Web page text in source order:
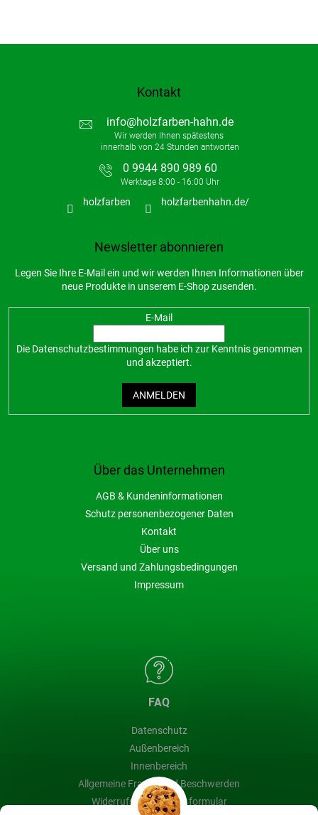
Über das Unternehmen
AGB & Kundeninformationen
Schutz personenbezogener Daten
Kontakt
Über uns
Versand und Zahlungsbedingungen
Impressum
FAQ
Datenschutz
Außenbereich
Innenbereich
Allgemeine Fragen und Beschwerden
Widerrufsbelehrung & formular
Kontakt
info@holzfarben-hahn.de
0 9944 890 989 60
holzfarben holzfarbenhahn.de/
Newsletter abonnieren
Legen Sie Ihre E-Mail ein und wir werden Ihnen Informationen über
neue Produkte in unserem E-Shop zusenden.
E-Mail
Die Datenschutzbestimmungen habe ich zur Kenntnis genommen
und akzeptiert.
ANMELDEN